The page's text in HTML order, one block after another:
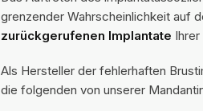
grenzender Wahrscheinlichkeit auf
zurückgerufenen Implantate
Als Hersteller der fehlerhaften
die folgenden von unserer